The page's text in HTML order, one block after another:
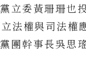
立委黃珊珊也
法權與司法權
團幹事長吳思